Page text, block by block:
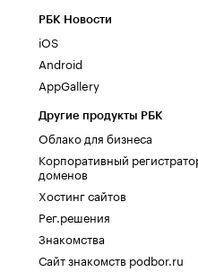
РБК Новости
iOS
Android
AppGallery
Другие продукты РБК
Облако для бизнеса
Корпоративный
доменов
Хостинг сайтов
Рег.решения
Знакомства
Сайт знакомств podbor.ru